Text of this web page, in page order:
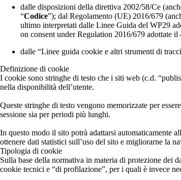
dalle disposizioni della direttiva 2002/58/Ce
“Codice”); dal Regolamento (UE) 2016/679
ultimo interpretati dalle Linee Guida del WP29
on consent under Regulation 2016/679 adottate il
dalle “Linee guida cookie e altri strumenti di
Definizione di cookie
I cookie sono stringhe di testo che i siti web (c.d.
nella disponibilità dell’utente.
Queste stringhe di testo vengono memorizzate per
sessione sia per periodi più lunghi.
In questo modo il sito potrà adattarsi automaticamente
ottenere dati statistici sull’uso del sito e migliorarne la
Tipologia di cookie
Sulla base della normativa in materia di protezione dei
cookie tecnici e “di profilazione”, per i quali è invece